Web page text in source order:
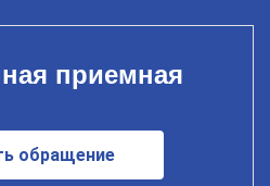
приемная
обращение